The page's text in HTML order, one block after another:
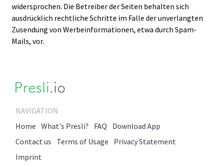
widersprochen. Die Betreiber der Seiten behalten sich
ausdrücklich rechtliche Schritte im Falle der unverlangten
Zusendung von Werbeinformationen, etwa durch Spam-
Mails, vor.
NAVIGATION
Home What's Presli? FAQ
Download App
Contact us
Terms of Usage
Privacy Statement
Imprint